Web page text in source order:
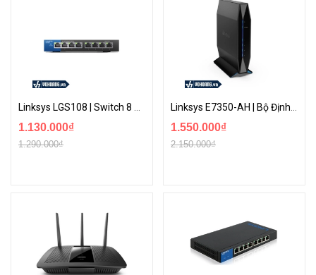
1.130.000₫
1.290.000₫
1.550.000₫
2.150.000₫